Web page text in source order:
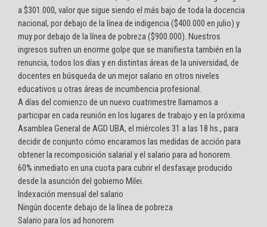
a $301.000, valor que sigue siendo el más bajo de toda la docencia
nacional, por debajo de la línea de indigencia ($400.000 en julio) y
muy por debajo de la línea de pobreza ($900.000). Nuestros
ingresos sufren un enorme golpe que se manifiesta también en la
renuncia, todos los días y en distintas áreas de la universidad, de
docentes en búsqueda de un mejor salario en otros niveles
educativos u otras áreas de incumbencia profesional.
A días del comienzo de un nuevo cuatrimestre llamamos a
participar en cada reunión en los lugares de trabajo y en la próxima
Asamblea General de AGD UBA, el miércoles 31 a las 18 hs., para
decidir de conjunto cómo encaramos las medidas de acción para
obtener la recomposición salarial y el salario para ad honorem.
60% inmediato en una cuota para cubrir el desfasaje producido
desde la asunción del gobierno Milei.
Indexación mensual del salario
Ningún docente debajo de la línea de pobreza
Salario para los ad honorem